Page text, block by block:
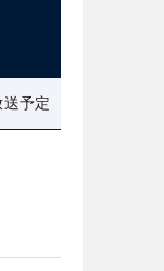
予定